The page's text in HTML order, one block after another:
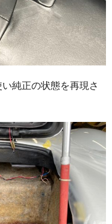
純正の状態を再現さ